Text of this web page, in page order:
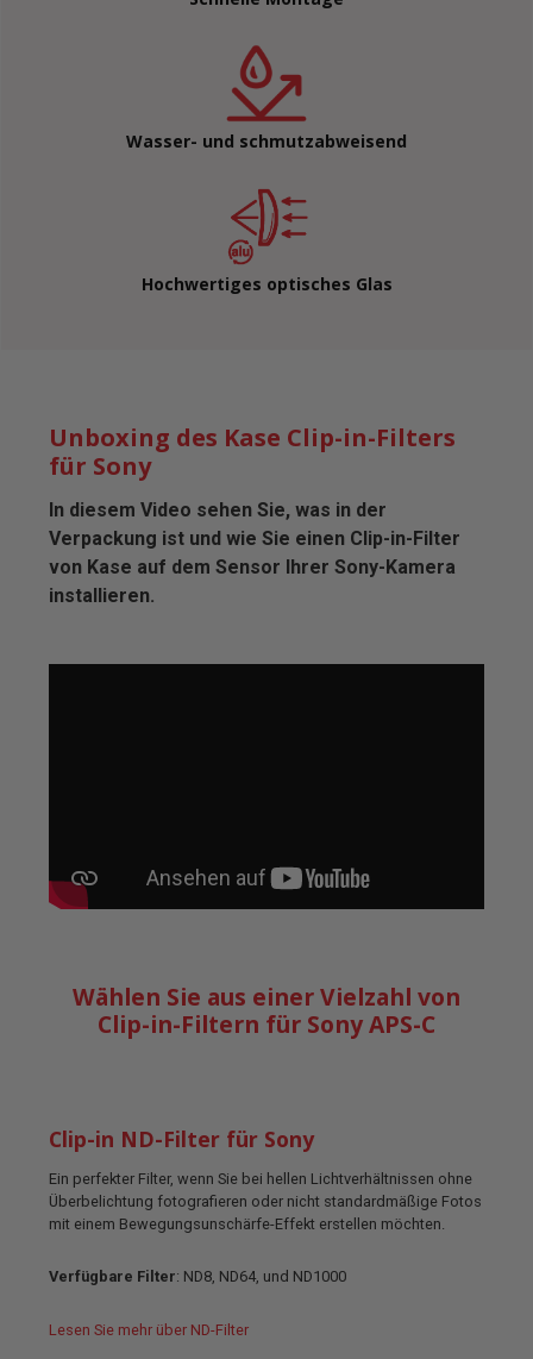
Wasser- und schmutzabweisend
Hochwertiges optisches Glas
Unboxing des Kase Clip-in-Filters
für Sony
In diesem Video sehen Sie, was in der
Verpackung ist und wie Sie einen Clip-in-Filter
von Kase auf dem Sensor Ihrer Sony-Kamera
installieren.
Wählen Sie aus einer Vielzahl von
Clip-in-Filtern für Sony APS-C
Clip-in ND-Filter für Sony
Ein perfekter Filter, wenn Sie bei hellen Lichtverhältnissen ohne
Überbelichtung fotografieren oder nicht standardmäßige Fotos
mit einem Bewegungsunschärfe-Effekt erstellen möchten.
Verfügbare Filter: ND8, ND64, und ND1000
Lesen Sie mehr über ND-Filter